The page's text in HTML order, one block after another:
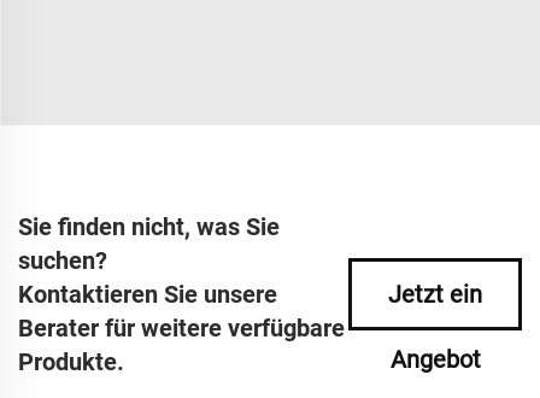
Sie finden nicht, was Sie
suchen?
Kontaktieren Sie unsere
Berater für weitere verfügbare
Produkte.
Jetzt ein
Angebot